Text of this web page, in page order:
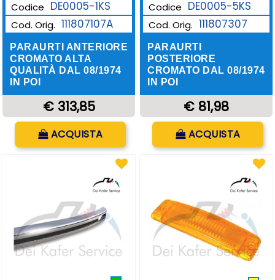
Codice DE0005-1KS
Cod. Orig. 111807107A
PARAURTI ANTERIORE
CROMATO ALTA
QUALITÀ DAL 08/1974
IN POI
€ 313,85
Quantità
ACQUISTA
Codice DE0005-5KS
Cod. Orig. 111807307
PARAURTI
POSTERIORE
CROMATO DAL 08/1974
IN POI
€ 81,98
Quantità
ACQUISTA